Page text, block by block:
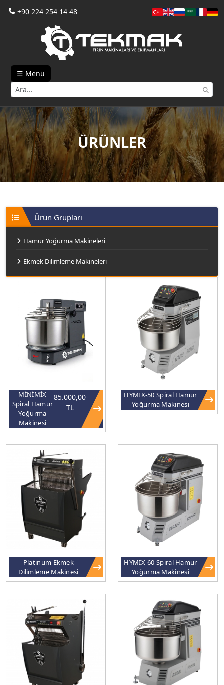
+90 224 254 14 48
☰ Menü
ÜRÜNLER
Ürün Grupları
Hamur Yoğurma Makineleri
Ekmek Dilimleme Makineleri
MİNİMİX
Spiral Hamur
Yoğurma
Makinesi
85.000,00
TL
HYMIX-50 Spiral Hamur
Yoğurma Makinesi
Platinum Ekmek
Dilimleme Makinesi
HYMIX-60 Spiral Hamur
Yoğurma Makinesi